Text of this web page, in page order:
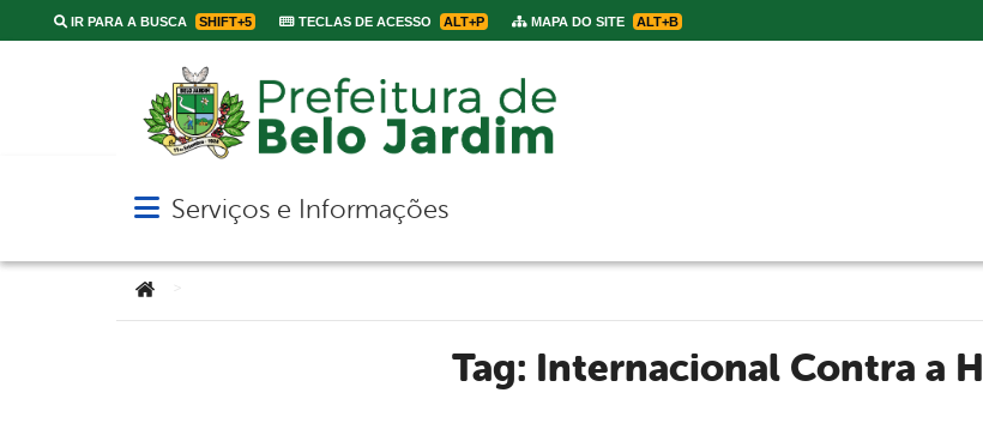
IR PARA A BUSCA SHIFT+5 TECLAS DE ACESSO ALT+P MAPA DO SITE ALT+B
Abrir menu principal de navegação
Serviços e Informações
Você está aqui:
Tag: Internacional Contra a